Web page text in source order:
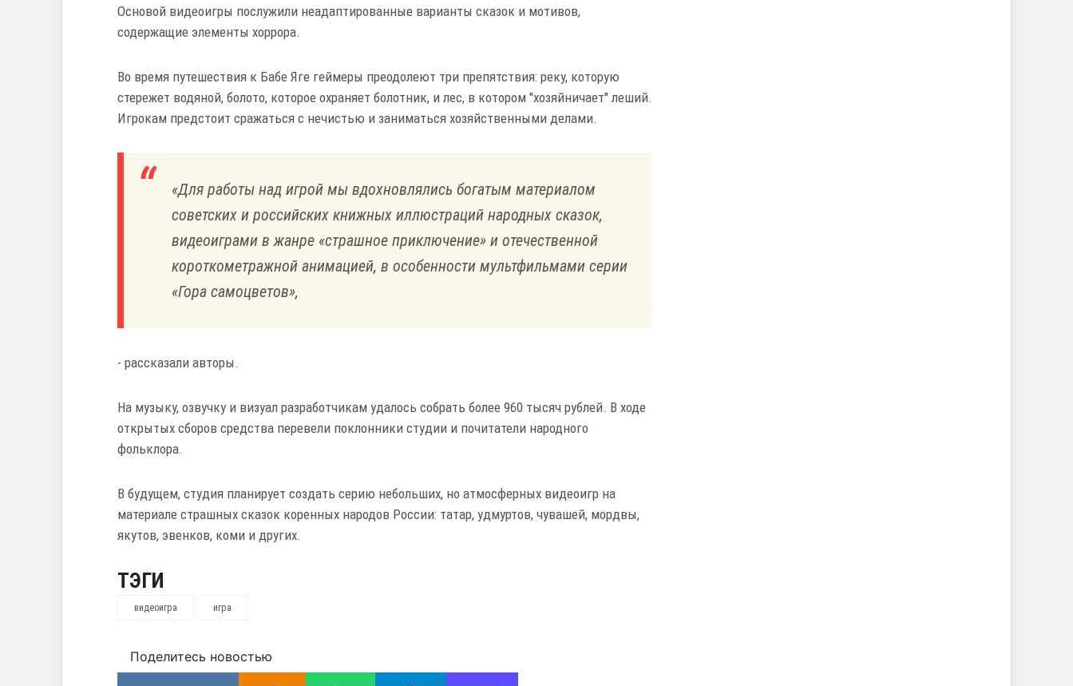
Основой видеоигры послужили неадаптированные варианты сказок и мотивов,
содержащие элементы хоррора.
Во время путешествия к Бабе Яге геймеры преодолеют три препятствия: реку, которую
стережет водяной, болото, которое охраняет болотник, и лес, в котором "хозяйничает" леший.
Игрокам предстоит сражаться с нечистью и заниматься хозяйственными делами.
«Для работы над игрой мы вдохновлялись богатым материалом
советских и российских книжных иллюстраций народных сказок,
видеоиграми в жанре «страшное приключение» и отечественной
короткометражной анимацией, в особенности мультфильмами серии
«Гора самоцветов»,
- рассказали авторы.
На музыку, озвучку и визуал разработчикам удалось собрать более 960 тысяч рублей. В ходе
открытых сборов средства перевели поклонники студии и почитатели народного
фольклора.
В будущем, студия планирует создать серию небольших, но атмосферных видеоигр на
материале страшных сказок коренных народов России: татар, удмуртов, чувашей, мордвы,
якутов, эвенков, коми и других.
ТЭГИ
видеоигра игра
Поделитесь новостью